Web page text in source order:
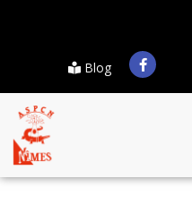
Blog